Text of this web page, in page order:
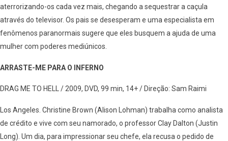
aterrorizando-os cada vez mais, chegando a sequestrar a caçula
através do televisor. Os pais se desesperam e uma especialista em
fenômenos paranormais sugere que eles busquem a ajuda de uma
mulher com poderes mediúnicos.
ARRASTE-ME PARA O INFERNO
DRAG ME TO HELL / 2009, DVD, 99 min, 14+ / Direção: Sam Raimi
Los Angeles. Christine Brown (Alison Lohman) trabalha como analista
de crédito e vive com seu namorado, o professor Clay Dalton (Justin
Long). Um dia, para impressionar seu chefe, ela recusa o pedido de